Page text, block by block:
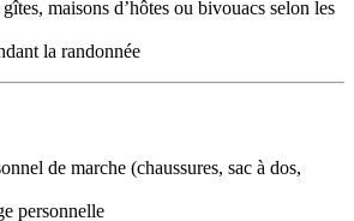
maisons d’hôtes ou bivouacs selon les
la randonnée
de marche (chaussures, sac à dos,
personnelle